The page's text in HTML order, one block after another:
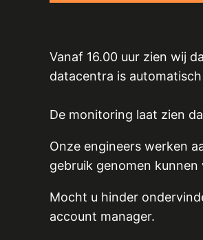
Vanaf 16.00 uur zien wij
datacentra is
De monitoring laat zien
Onze engineers werken
gebruik genomen kunnen
Mocht u hinder
account manager.